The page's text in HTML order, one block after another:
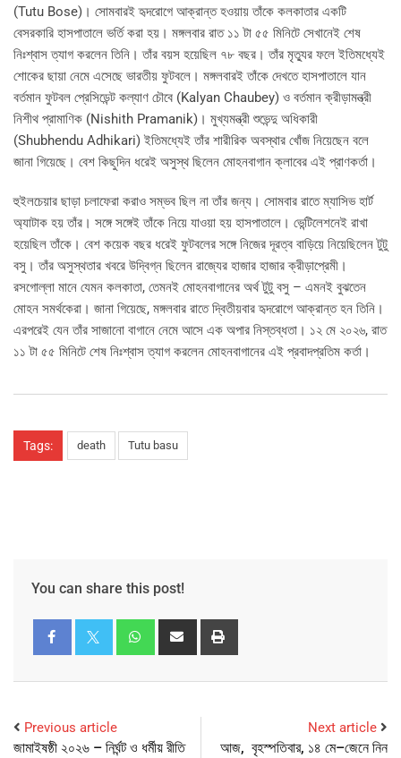
(Tutu Bose)। সোমবারই হৃদরোগে আক্রান্ত হওয়ায় তাঁকে কলকাতার একটি
বেসরকারি হাসপাতালে ভর্তি করা হয়। মঙ্গলবার রাত ১১ টা ৫৫ মিনিটে সেখানেই শেষ
নিঃশ্বাস ত্যাগ করলেন তিনি। তাঁর বয়স হয়েছিল ৭৮ বছর। তাঁর মৃত্যুর ফলে ইতিমধ্যেই
শোকের ছায়া নেমে এসেছে ভারতীয় ফুটবলে। মঙ্গলবারই তাঁকে দেখতে হাসপাতালে যান
বর্তমান ফুটবল প্রেসিডেন্ট কল্যাণ চৌবে (Kalyan Chaubey) ও বর্তমান ক্রীড়ামন্ত্রী
নিশীথ প্রামাণিক (Nishith Pramanik)। মুখ্যমন্ত্রী শুভেন্দু অধিকারী
(Shubhendu Adhikari) ইতিমধ্যেই তাঁর শারীরিক অবস্থার খোঁজ নিয়েছেন বলে
জানা গিয়েছে। বেশ কিছুদিন ধরেই অসুস্থ ছিলেন মোহনবাগান ক্লাবের এই প্রাণকর্তা।
হুইলচেয়ার ছাড়া চলাফেরা করাও সম্ভব ছিল না তাঁর জন্য। সোমবার রাতে ম্যাসিভ হার্ট
অ্যাটাক হয় তাঁর। সঙ্গে সঙ্গেই তাঁকে নিয়ে যাওয়া হয় হাসপাতালে। ভেন্টিলেশনেই রাখা
হয়েছিল তাঁকে। বেশ কয়েক বছর ধরেই ফুটবলের সঙ্গে নিজের দূরত্ব বাড়িয়ে নিয়েছিলেন টুটু
বসু। তাঁর অসুস্থতার খবরে উদ্বিগ্ন ছিলেন রাজ্যের হাজার হাজার ক্রীড়াপ্রেমী।
রসগোল্লা মানে যেমন কলকাতা, তেমনই মোহনবাগানের অর্থ টুটু বসু – এমনই বুঝতেন
মোহন সমর্থকেরা। জানা গিয়েছে, মঙ্গলবার রাতে দ্বিতীয়বার হৃদরোগে আক্রান্ত হন তিনি।
এরপরেই যেন তাঁর সাজানো বাগানে নেমে আসে এক অপার নিস্তব্ধতা। ১২ মে ২০২৬, রাত
১১ টা ৫৫ মিনিটে শেষ নিঃশ্বাস ত্যাগ করলেন মোহনবাগানের এই প্রবাদপ্রতিম কর্তা।
Tags: death Tutu basu
You can share this post!
Previous article
জামাইষষ্ঠী ২০২৬ – নির্ঘন্ট ও ধৰ্মীয় রীতি
Next article
আজ, বৃহস্পতিবার, ১৪ মে–জেনে নিন